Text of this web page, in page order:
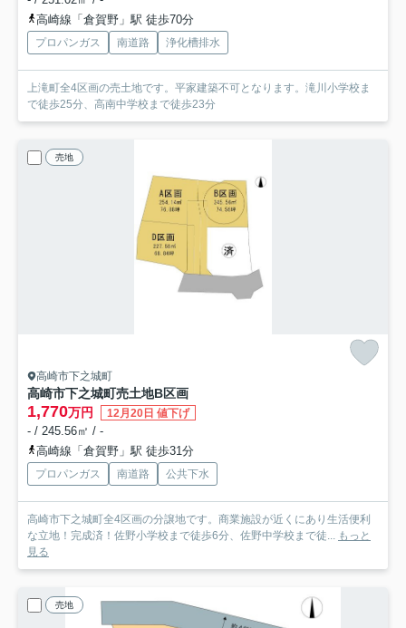
高崎線「倉賀野」駅 徒歩70分
プロパンガス 南道路 浄化槽排水
上滝町全4区画の売土地です。平家建築不可となります。滝川小学校ま
で徒歩25分、高南中学校まで徒歩23分
売地
高崎市下之城町
高崎市下之城町売土地B区画
1,770万円 12月20日 値下げ
- / 245.56㎡ / -
高崎線「倉賀野」駅 徒歩31分
プロパンガス 南道路 公共下水
高崎市下之城町全4区画の分譲地です。商業施設が近くにあり生活便利
な立地！完成済！佐野小学校まで徒歩6分、佐野中学校まで徒... もっと
見る
売地